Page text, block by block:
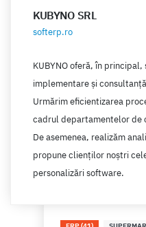
KUBYNO SRL
softerp.ro
KUBYNO oferă, în
implementare și
Urmărim eficientizarea
cadrul departamentelor de
De asemenea, realizăm
propune clienților noștri
personalizări software.